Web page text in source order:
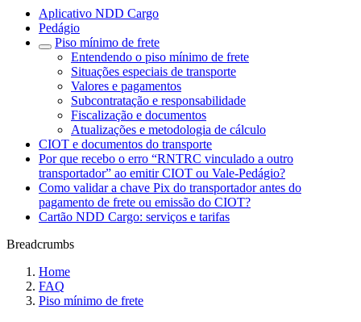
Aplicativo NDD Cargo
Pedágio
Piso mínimo de frete
Entendendo o piso mínimo de frete
Situações especiais de transporte
Valores e pagamentos
Subcontratação e responsabilidade
Fiscalização e documentos
Atualizações e metodologia de cálculo
CIOT e documentos do transporte
Por que recebo o erro “RNTRC vinculado a outro
transportador” ao emitir CIOT ou Vale-Pedágio?
Como validar a chave Pix do transportador antes do
pagamento de frete ou emissão do CIOT?
Cartão NDD Cargo: serviços e tarifas
Breadcrumbs
Home
FAQ
Piso mínimo de frete